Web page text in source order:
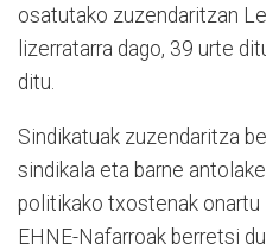
osatutako zuzendaritzan
lizerratarra dago, 39 urte
ditu.
Sindikatuak zuzendaritza
sindikala eta barne
politikako txostenak onartu
EHNE-Nafarroak berretsi